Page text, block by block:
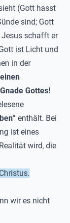
(Gott hasst
sind; Gott
schafft er
ist Licht und
in der
Gottes!
enthält. Bei
ist eines
wird, die
wir es nicht